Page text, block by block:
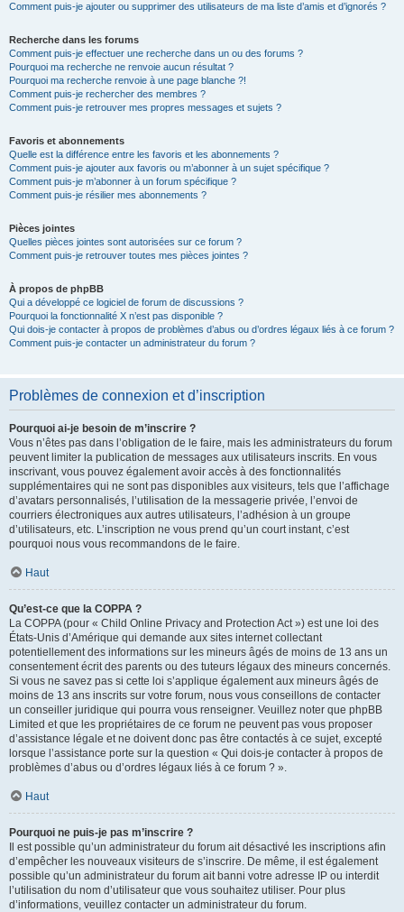
Comment puis-je ajouter ou supprimer des utilisateurs de ma liste d’amis et d’ignorés ?
Recherche dans les forums
Comment puis-je effectuer une recherche dans un ou des forums ?
Pourquoi ma recherche ne renvoie aucun résultat ?
Pourquoi ma recherche renvoie à une page blanche ?!
Comment puis-je rechercher des membres ?
Comment puis-je retrouver mes propres messages et sujets ?
Favoris et abonnements
Quelle est la différence entre les favoris et les abonnements ?
Comment puis-je ajouter aux favoris ou m’abonner à un sujet spécifique ?
Comment puis-je m’abonner à un forum spécifique ?
Comment puis-je résilier mes abonnements ?
Pièces jointes
Quelles pièces jointes sont autorisées sur ce forum ?
Comment puis-je retrouver toutes mes pièces jointes ?
À propos de phpBB
Qui a développé ce logiciel de forum de discussions ?
Pourquoi la fonctionnalité X n’est pas disponible ?
Qui dois-je contacter à propos de problèmes d’abus ou d’ordres légaux liés à ce forum ?
Comment puis-je contacter un administrateur du forum ?
Problèmes de connexion et d’inscription
Pourquoi ai-je besoin de m’inscrire ?
Vous n’êtes pas dans l’obligation de le faire, mais les administrateurs du forum
peuvent limiter la publication de messages aux utilisateurs inscrits. En vous
inscrivant, vous pouvez également avoir accès à des fonctionnalités
supplémentaires qui ne sont pas disponibles aux visiteurs, tels que l’affichage
d’avatars personnalisés, l’utilisation de la messagerie privée, l’envoi de
courriers électroniques aux autres utilisateurs, l’adhésion à un groupe
d’utilisateurs, etc. L’inscription ne vous prend qu’un court instant, c’est
pourquoi nous vous recommandons de le faire.
Haut
Qu’est-ce que la COPPA ?
La COPPA (pour « Child Online Privacy and Protection Act ») est une loi des
États-Unis d’Amérique qui demande aux sites internet collectant
potentiellement des informations sur les mineurs âgés de moins de 13 ans un
consentement écrit des parents ou des tuteurs légaux des mineurs concernés.
Si vous ne savez pas si cette loi s’applique également aux mineurs âgés de
moins de 13 ans inscrits sur votre forum, nous vous conseillons de contacter
un conseiller juridique qui pourra vous renseigner. Veuillez noter que phpBB
Limited et que les propriétaires de ce forum ne peuvent pas vous proposer
d’assistance légale et ne doivent donc pas être contactés à ce sujet, excepté
lorsque l’assistance porte sur la question « Qui dois-je contacter à propos de
problèmes d’abus ou d’ordres légaux liés à ce forum ? ».
Haut
Pourquoi ne puis-je pas m’inscrire ?
Il est possible qu’un administrateur du forum ait désactivé les inscriptions afin
d’empêcher les nouveaux visiteurs de s’inscrire. De même, il est également
possible qu’un administrateur du forum ait banni votre adresse IP ou interdit
l’utilisation du nom d’utilisateur que vous souhaitez utiliser. Pour plus
d’informations, veuillez contacter un administrateur du forum.